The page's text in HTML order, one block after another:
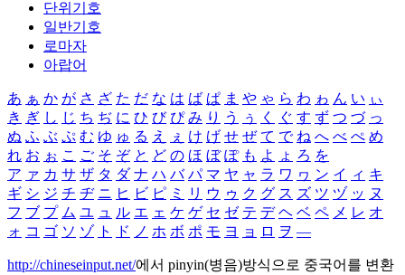
단위기호
일반기호
로마자
아랍어
あ ぁ か が さ ざ た だ な は ば ぱ ま や ゃ ら わ ゎ ん い ぃ
き ぎ し じ ち ぢ に ひ び ぴ み り う ぅ く ぐ す ず つ づ っ
ぬ ふ ぶ ぷ む ゆ ゅ る え ぇ け げ せ ぜ て で ね へ べ ぺ め
れ お ぉ こ ご そ ぞ と ど の ほ ぼ ぽ も よ ょ ろ を
ア ァ カ サ ザ タ ダ ナ ハ バ パ マ ヤ ャ ラ ワ ヮ ン イ ィ キ
ギ シ ジ チ ヂ ニ ヒ ビ ピ ミ リ ウ ゥ ク グ ス ズ ツ ヅ ッ ヌ
フ ブ プ ム ユ ュ ル エ ェ ケ ゲ セ ゼ テ デ ヘ ベ ペ メ レ オ
ォ コ ゴ ソ ゾ ト ド ノ ホ ボ ポ モ ヨ ョ ロ ヲ ―
http://chineseinput.net/에서 pinyin(병음)방식으로 중국어를 변환